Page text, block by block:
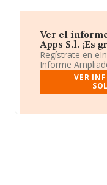
Ver el
Apps S.l. ¡Es
Regístrate en
Informe
VER